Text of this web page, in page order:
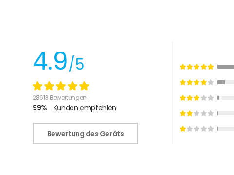
4.9/5
28613 Bewertungen
99% Kunden empfehlen
Bewertung des Geräts